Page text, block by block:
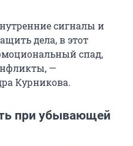
сигналы и
дела, в этот
спад,
—
Курникова.
при убывающей